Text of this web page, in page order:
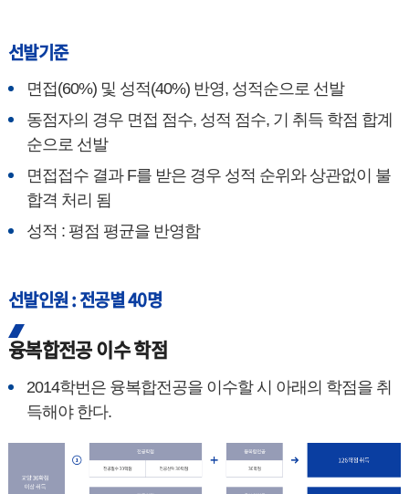
선발기준
면접(60%) 및 성적(40%) 반영, 성적순으로 선발
동점자의 경우 면접 점수, 성적 점수, 기 취득 학점 합계
순으로 선발
면접접수 결과 F를 받은 경우 성적 순위와 상관없이 불
합격 처리 됨
성적 : 평점 평균을 반영함
선발인원 : 전공별 40명
융복합전공 이수 학점
2014학번은 융복합전공을 이수할 시 아래의 학점을 취
득해야 한다.